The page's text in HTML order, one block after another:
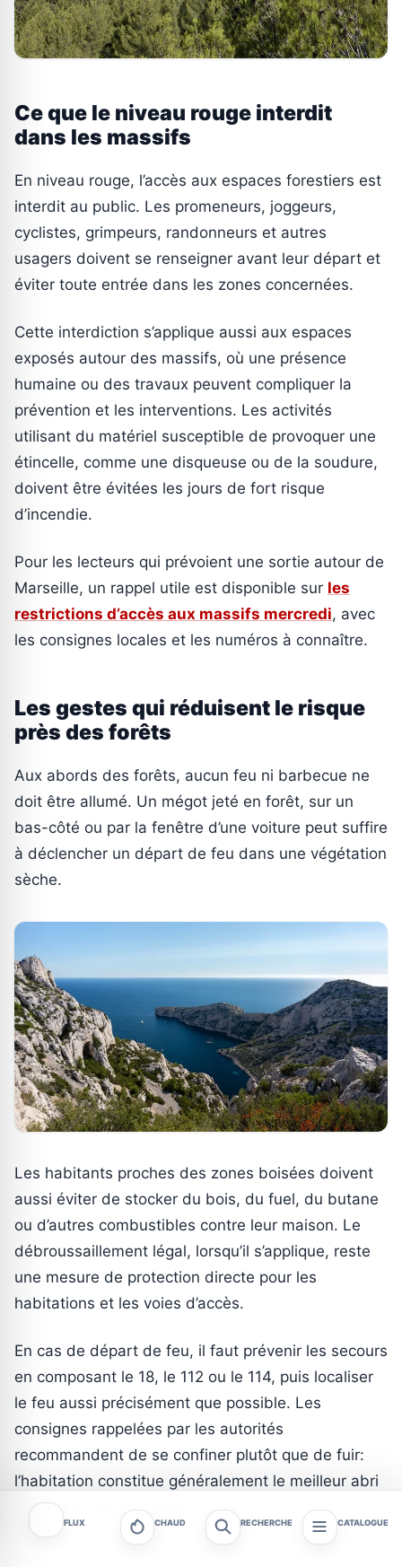
Ce que le niveau rouge interdit
dans les massifs
En niveau rouge, l’accès aux espaces forestiers est
interdit au public. Les promeneurs, joggeurs,
cyclistes, grimpeurs, randonneurs et autres
usagers doivent se renseigner avant leur départ et
éviter toute entrée dans les zones concernées.
Cette interdiction s’applique aussi aux espaces
exposés autour des massifs, où une présence
humaine ou des travaux peuvent compliquer la
prévention et les interventions. Les activités
utilisant du matériel susceptible de provoquer une
étincelle, comme une disqueuse ou de la soudure,
doivent être évitées les jours de fort risque
d’incendie.
Pour les lecteurs qui prévoient une sortie autour de
Marseille, un rappel utile est disponible sur les
restrictions d’accès aux massifs mercredi, avec
les consignes locales et les numéros à connaître.
Les gestes qui réduisent le risque
près des forêts
Aux abords des forêts, aucun feu ni barbecue ne
doit être allumé. Un mégot jeté en forêt, sur un
bas-côté ou par la fenêtre d’une voiture peut suffire
à déclencher un départ de feu dans une végétation
sèche.
Les habitants proches des zones boisées doivent
aussi éviter de stocker du bois, du fuel, du butane
ou d’autres combustibles contre leur maison. Le
débroussaillement légal, lorsqu’il s’applique, reste
une mesure de protection directe pour les
habitations et les voies d’accès.
En cas de départ de feu, il faut prévenir les secours
en composant le 18, le 112 ou le 114, puis localiser
le feu aussi précisément que possible. Les
consignes rappelées par les autorités
recommandent de se confiner plutôt que de fuir:
l’habitation constitue généralement le meilleur abri
lorsque le feu approche.
FLUX CHAUD RECHERCHE CATALOGUE